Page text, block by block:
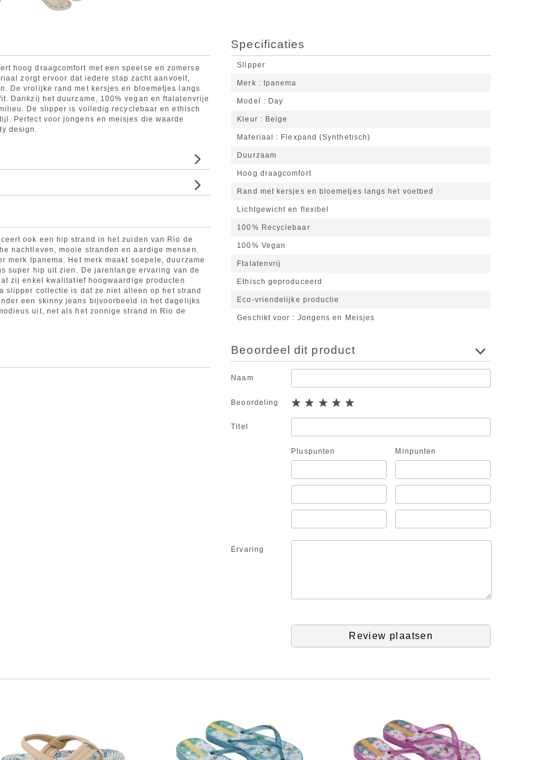
hoog draagcomfort met een speelse en zomerse
zorgt ervoor dat iedere stap zacht aanvoelt,
De vrolijke rand met kersjes en bloemetjes langs
Dankzij het duurzame, 100% vegan en ftalatenvrije
De slipper is volledig recyclebaar en ethisch
Perfect voor jongens en meisjes die waarde
design.
ook een hip strand in het zuiden van Rio de
nachtleven, mooie stranden en aardige mensen.
Ipanema. Het merk maakt soepele, duurzame
super hip uit zien. De jarenlange ervaring van de
zij enkel kwalitatief hoogwaardige producten
slipper collectie is dat ze niet alleen op het strand
een skinny jeans bijvoorbeeld in het dagelijks
uit, net als het zonnige strand in Rio de
Specificaties
Slipper
Merk Ipanema
Model Day
Kleur Beige
Materiaal Flexpand (Synthetisch)
Duurzaam
Hoog draagcomfort
Rand met kersjes en bloemetjes langs het voetbed
Lichtgewicht en flexibel
100% Recyclebaar
100% Vegan
Ftalatenvrij
Ethisch geproduceerd
Eco-vriendelijke productie
Geschikt voor Jongens en Meisjes
Beoordeel dit product
Naam
Beoordeling
Titel
Pluspunten Minpunten
Ervaring
Review plaatsen